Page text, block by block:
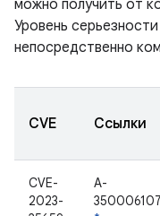
можно получить от
Уровень
непосредственно
CVE Ссылки
CVE-
2023-
A-
350006107